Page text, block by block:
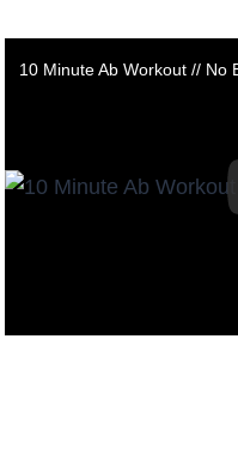
10 Minute Ab Workout // No